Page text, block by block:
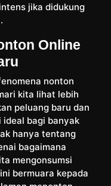
jika didukung
Online
nonton
kita lihat lebih
peluang baru dan
ideal bagi banyak
hanya tentang
bagaimana
mengonsumsi
bermuara kepada